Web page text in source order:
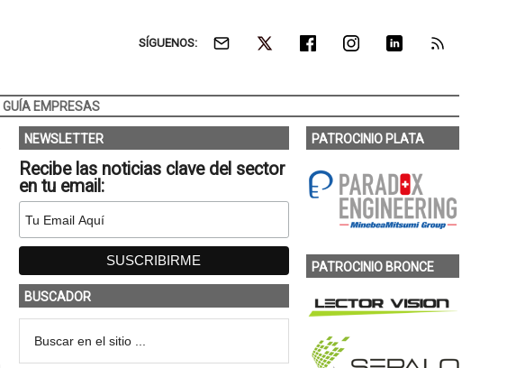
SÍGUENOS:
GUÍA EMPRESAS
NEWSLETTER
Recibe las noticias clave del sector
en tu email:
BUSCADOR
PATROCINIO PLATA
PATROCINIO BRONCE